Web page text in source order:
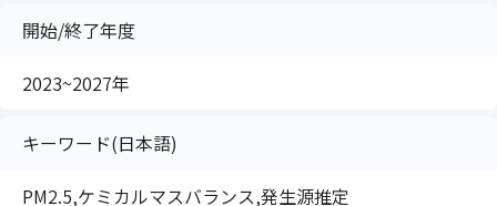
開始/終了年度
2023~2027年
キーワード(日本語)
PM2.5,ケミカルマスバランス,発生源推定